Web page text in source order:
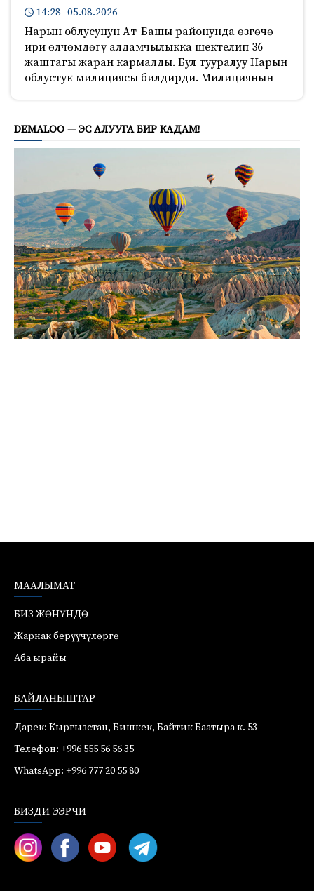
14:28 05.08.2026
Нарын облусунун Ат-Башы районунда өзгөчө
ири өлчөмдөгү алдамчылыкка шектелип 36
жаштагы жаран кармалды. Бул тууралуу Нарын
облустук милициясы билдирди. Милициянын
DEMALOO — ЭС АЛУУГА БИР КАДАМ!
МААЛЫМАТ
БИЗ ЖӨНҮНДӨ
Жарнак берүүчүлөргө
Аба ырайы
БАЙЛАНЫШТАР
Дарек: Кыргызстан, Бишкек, Байтик Баатыра к. 53
Телефон: +996 555 56 56 35
WhatsApp: +996 777 20 55 80
БИЗДИ ЭЭРЧИ